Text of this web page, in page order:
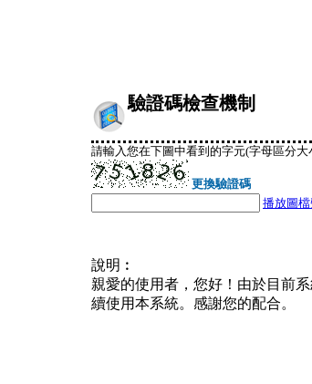
驗證碼檢查機制
請輸入您在下圖中看到的字元(字母區分大
更換驗證碼
播放圖
說明︰
親愛的使用者，您好！由於目前
續使用本系統。感謝您的配合。